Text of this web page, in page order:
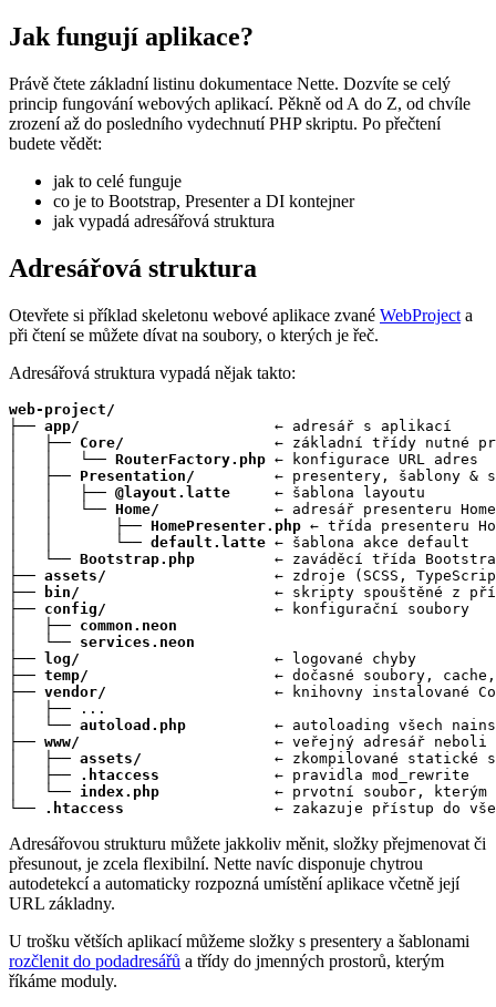
Jak fungují aplikace?
Právě čtete základní listinu dokumentace Nette. Dozvíte se celý
princip fungování webových aplikací. Pěkně od A do Z, od chvíle
zrození až do posledního vydechnutí PHP skriptu. Po přečtení
budete vědět:
jak to celé funguje
co je to Bootstrap, Presenter a DI kontejner
jak vypadá adresářová struktura
Adresářová struktura
Otevřete si příklad skeletonu webové aplikace zvané WebProject a
při čtení se můžete dívat na soubory, o kterých je řeč.
Adresářová struktura vypadá nějak takto:
web-project/
├── app/
                      ← adresář s aplikací
│   ├── Core/
← základní třídy nutné
│   │   └── RouterFactory.php ← konfigurace URL adres
│   ├── Presentation/
← presentery, šablony &
│   │   ├── @layout.latte
     ← šablona layoutu
│   │   └── Home/
             ← adresář presenteru Home
│   │       ├── HomePresenter.php ← třída presenteru
│   │       └── default.latte ← šablona akce default
│   └── Bootstrap.php
← zaváděcí třída
├── assets/
← zdroje (SCSS,
├──
bin/
← skripty spouštěné z
├── config/
                   ← konfigurační soubory
│   ├── common.neon
│   └── services.neon
├── log/
                      ← logované chyby
├── temp/
← dočasné soubory,
├── vendor/
← knihovny instalované
│   ├── ...
│   └── autoload.php
← autoloading všech
├── www/
← veřejný adresář neboli
│   ├── assets/
← zkompilované statické
│   ├──
.htaccess
             ← pravidla mod_rewrite
│   └── index.php
← prvotní soubor, kterým
└──
.htaccess
← zakazuje přístup do
Adresářovou strukturu můžete jakkoliv měnit, složky přejmenovat či
přesunout, je zcela flexibilní. Nette navíc disponuje chytrou
autodetekcí a automaticky rozpozná umístění aplikace včetně její
URL základny.
U trošku větších aplikací můžeme složky s presentery a šablonami
rozčlenit do podadresářů a třídy do jmenných prostorů, kterým
říkáme moduly.